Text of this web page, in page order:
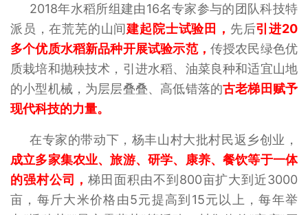
2018年水稻所组建由16名专家参与的团队科技特
派员，在荒芜的山间建起院士试验田， 先后引进20
多个优质水稻新品种开展试验示范， 传授农民绿色优
质栽培和抛秧技术，引进水稻、油菜良种和适宜山地
的小型机械，为层层叠叠、高低错落的古老梯田赋予
现代科技的力量。
在专家的带动下，杨丰山村大批村民返乡创业，
成立多家集农业、旅游、研学、康养、餐饮等于一体
的强村公司，梯田面积由不到800亩扩大到近3000
亩，每斤大米价格由5元提高到15元以上，每年举